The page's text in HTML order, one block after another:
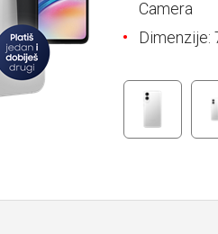
Camera
Dimenzije: